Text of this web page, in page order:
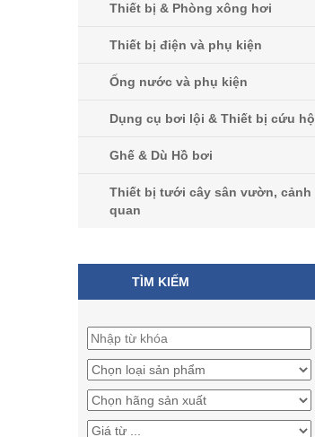
Thiết bị & Phòng xông hơi
Thiết bị điện và phụ kiện
Ống nước và phụ kiện
Dụng cụ bơi lội & Thiết bị cứu hộ
Ghế & Dù Hồ bơi
Thiết bị tưới cây sân vườn, cảnh
quan
TÌM KIẾM